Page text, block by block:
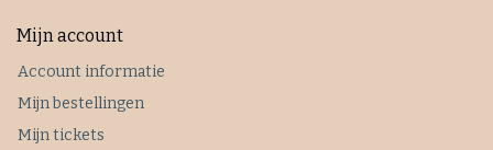
Mijn account
Account informatie
Mijn bestellingen
Mijn tickets